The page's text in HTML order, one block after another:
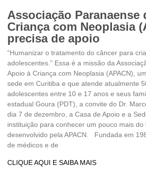
Associação Paranaense
Criança com Neoplasia
precisa de apoio
“Humanizar o tratamento do câncer para
adolescentes.” Essa é a missão da
Apoio à Criança com Neoplasia (APACN),
sede em Curitiba e que atende atualmente
adolescentes entre 10 e 17 anos e seus
estadual Goura (PDT), a convite do Dr.
dia 7 de dezembro, a Casa de Apoio e a
instituição para conhecer um pouco mais do
desenvolvido pela APACN. Fundada em
de médicos e de
CLIQUE AQUI E SAIBA MAIS